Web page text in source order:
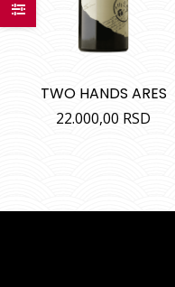
TWO HANDS ARES
22.000,00 RSD